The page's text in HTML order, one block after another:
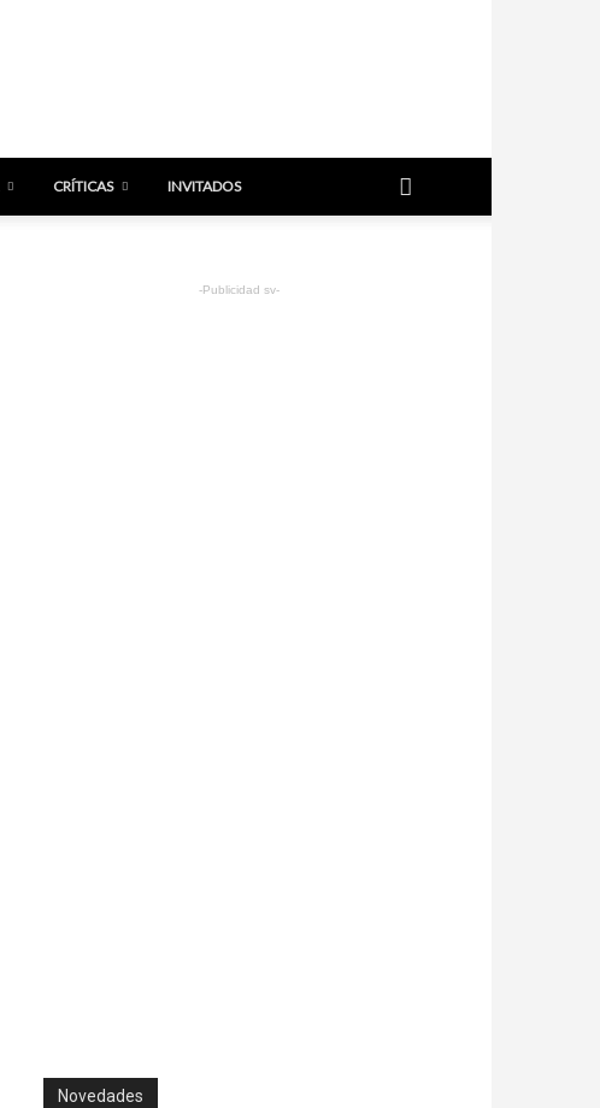
CRÍTICAS INVITADOS
-Publicidad sv-
Novedades